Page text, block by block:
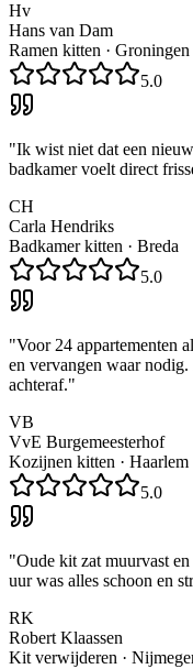
Hv
Hans van Dam
Ramen kitten · Groningen
5.0
"Ik wist niet dat een
badkamer voelt direct
CH
Carla Hendriks
Badkamer kitten · Breda
5.0
"Voor 24 appartementen
en vervangen waar
achteraf."
VB
VvE Burgemeesterhof
Kozijnen kitten · Haarlem
5.0
"Oude kit zat muurvast
uur was alles schoon en
RK
Robert Klaassen
Kit verwijderen ·